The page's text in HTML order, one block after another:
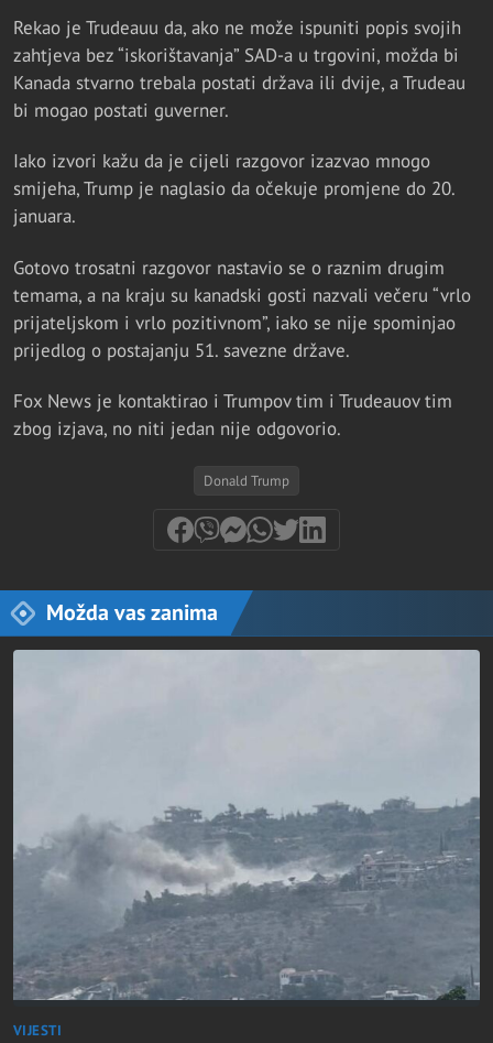
Rekao je Trudeauu da, ako ne može ispuniti popis svojih
zahtjeva bez “iskorištavanja” SAD-a u trgovini, možda bi
Kanada stvarno trebala postati država ili dvije, a Trudeau
bi mogao postati guverner.
Iako izvori kažu da je cijeli razgovor izazvao mnogo
smijeha, Trump je naglasio da očekuje promjene do 20.
januara.
Gotovo trosatni razgovor nastavio se o raznim drugim
temama, a na kraju su kanadski gosti nazvali večeru “vrlo
prijateljskom i vrlo pozitivnom”, iako se nije spominjao
prijedlog o postajanju 51. savezne države.
Fox News je kontaktirao i Trumpov tim i Trudeauov tim
zbog izjava, no niti jedan nije odgovorio.
Donald Trump
Možda vas zanima
VIJESTI